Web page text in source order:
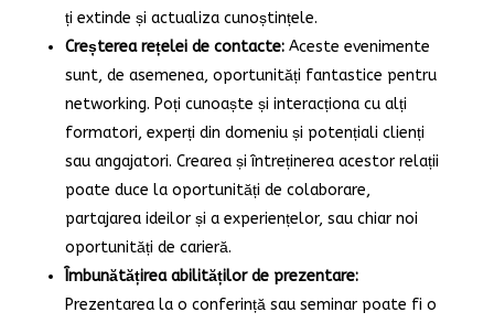
ți extinde și actualiza cunoștințele.
Creșterea rețelei de contacte:Aceste evenimente
sunt, de asemenea, oportunități fantastice pentru
networking. Poți cunoaște și interacționa cu alți
formatori, experți din domeniu și potențiali clienți
sau angajatori. Crearea și întreținerea acestor relații
poate duce la oportunități de colaborare,
partajarea ideilor și a experiențelor, sau chiar noi
oportunități de carieră.
Îmbunătățirea abilităților de prezentare:
Prezentarea la o conferință sau seminar poate fi o